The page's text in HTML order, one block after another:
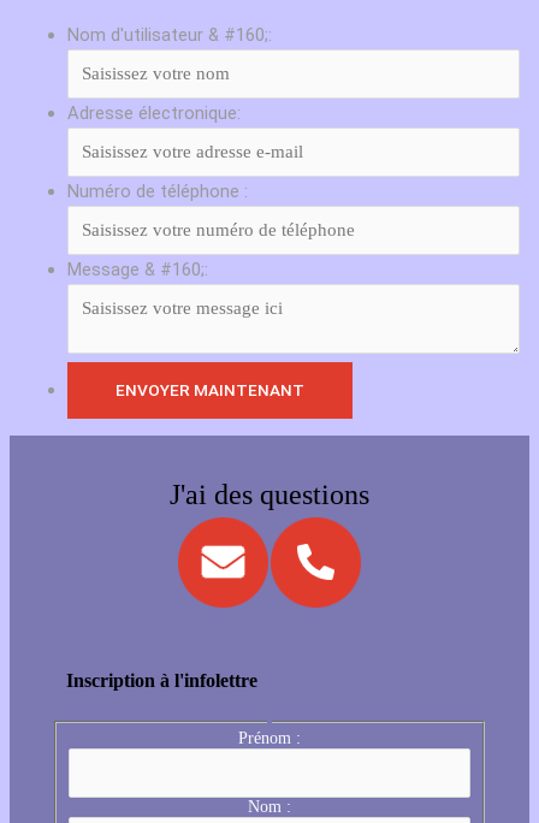
Nom d'utilisateur & #160;:
Adresse électronique:
Numéro de téléphone :
Message & #160;:
J'ai des questions
Inscription à l'infolettre
Prénom :
Nom :